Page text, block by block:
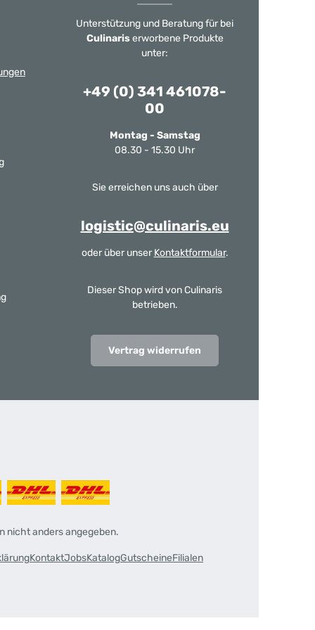
Unterstützung und Beratung für bei
Culinariserworbene Produkte
unter:
+49 (0) 341 461078-
00
Montag - Samstag
08.30 - 15.30 Uhr
Sie erreichen uns auch über
logistic@culinaris.eu
oder über unser Kontaktformular.
Dieser Shop wird von Culinaris
betrieben.
Vertrag widerrufen
nicht anders angegeben.
KontaktJobsKatalogGutscheineFilialen